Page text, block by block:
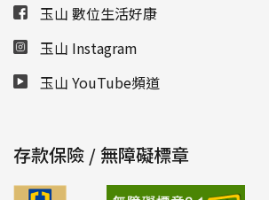
玉山 數位生活好康
玉山 Instagram
玉山 YouTube頻道
存款保險 / 無障礙標章